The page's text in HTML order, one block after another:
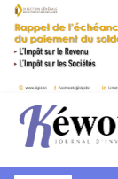
Aller au contenu
Kéwoulo, le